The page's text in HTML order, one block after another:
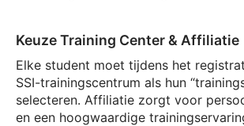
Keuze Training Center & Affiliatie
Elke student moet tijdens het
SSI-trainingscentrum als hun
selecteren. Affiliatie zorgt voor
en een hoogwaardige